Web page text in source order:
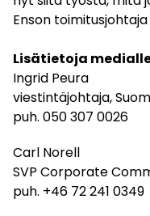
Enson
Lisätietoja
Ingrid Peura
viestintäjohtaja,
puh. 050 307 0026
Carl Norell
SVP Corporate
puh. +46 72 241 0349